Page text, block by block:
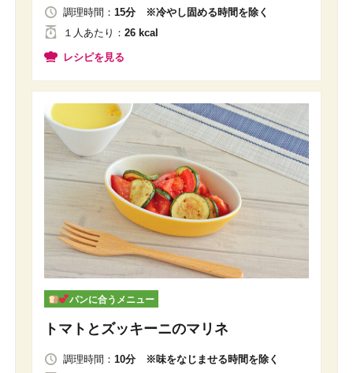
調理時間： 15分 ※冷やし固める時間を除く
１人 あたり ： 26 kcal
レシピを見る
パンに合うメニュー
トマトとズッキーニのマリネ
調理時間： 10分 ※味をなじませる時間を除く